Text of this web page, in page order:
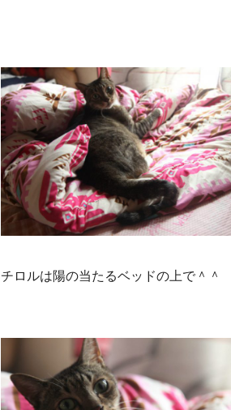
チロルは陽の当たるベッドの上で＾＾